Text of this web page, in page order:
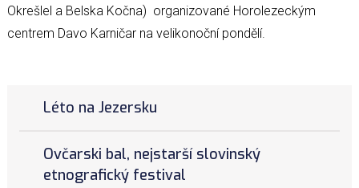
Okrešlel a Belska Kočna) organizované Horolezeckým
centrem Davo Karničar na velikonoční pondělí.
Léto na Jezersku
Ovčarski bal, nejstarší slovinský
etnografický festival